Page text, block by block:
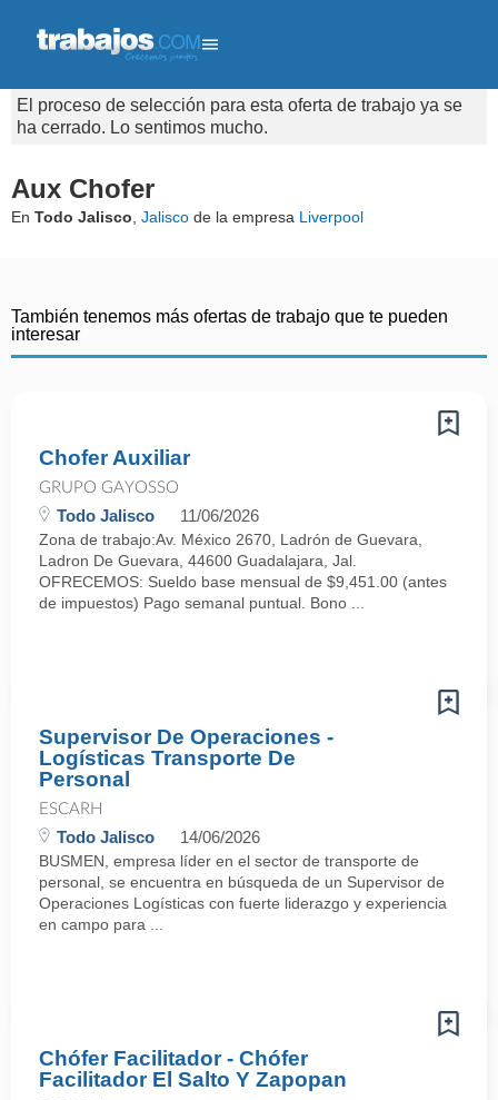
El proceso de selección para esta oferta de trabajo ya se
ha cerrado. Lo sentimos mucho.
Aux Chofer
En Todo Jalisco Jalisco de la empresa Liverpool
También tenemos más ofertas de trabajo que te pueden
interesar
Chofer Auxiliar
GRUPO GAYOSSO
Todo Jalisco 11/06/2026
Zona de trabajo:Av. México 2670, Ladrón de Guevara,
Ladron De Guevara, 44600 Guadalajara, Jal.
OFRECEMOS: Sueldo base mensual de $9,451.00 (antes
de impuestos) Pago semanal puntual. Bono ...
Supervisor De Operaciones -
Logísticas Transporte De
Personal
ESCARH
Todo Jalisco 14/06/2026
BUSMEN, empresa líder en el sector de transporte de
personal, se encuentra en búsqueda de un Supervisor de
Operaciones Logísticas con fuerte liderazgo y experiencia
en campo para ...
Chófer Facilitador - Chófer
Facilitador El Salto Y Zapopan